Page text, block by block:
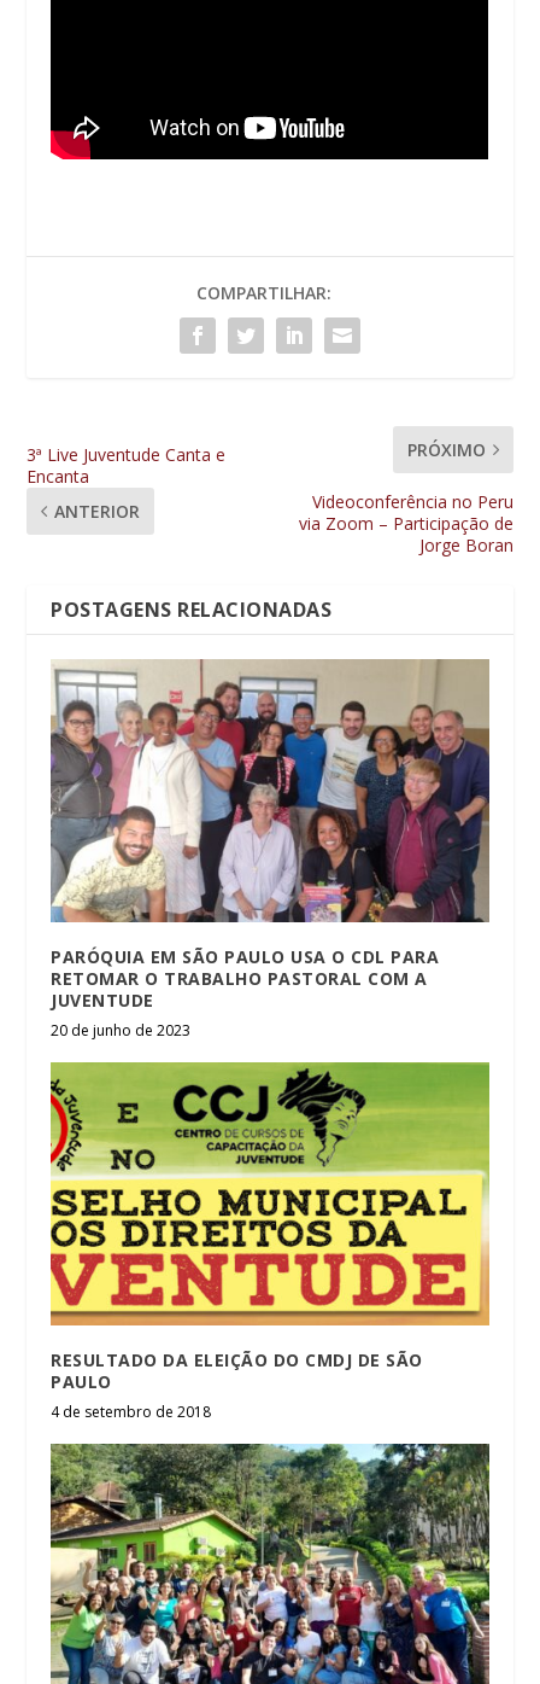
COMPARTILHAR:
3ª Live Juventude Canta e
Encanta
ANTERIOR
PRÓXIMO
Videoconferência no Peru
via Zoom – Participação de
Jorge Boran
POSTAGENS RELACIONADAS
PARÓQUIA EM SÃO PAULO USA O CDL PARA
RETOMAR O TRABALHO PASTORAL COM A
JUVENTUDE
20 de junho de 2023
RESULTADO DA ELEIÇÃO DO CMDJ DE SÃO
PAULO
4 de setembro de 2018